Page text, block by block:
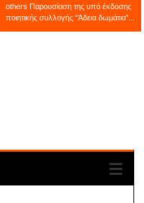
others Παρουσίαση της υπό έκδοσης
ποιητικής συλλογής “Άδεια δωμάτια”...